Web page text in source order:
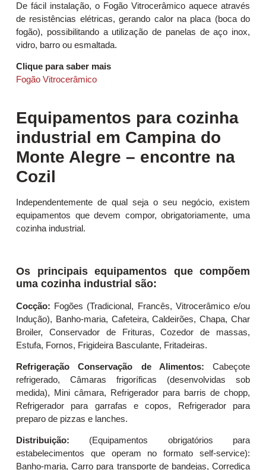
De fácil instalação, o Fogão Vitrocerâmico aquece através
de resistências elétricas, gerando calor na placa (boca do
fogão), possibilitando a utilização de panelas de aço inox,
vidro, barro ou esmaltada.
Clique para saber mais
Fogão Vitrocerâmico
Equipamentos para cozinha
industrial em Campina do
Monte Alegre – encontre na
Cozil
Independentemente de qual seja o seu negócio, existem
equipamentos que devem compor, obrigatoriamente, uma
cozinha industrial.
Os principais equipamentos que compõem
uma cozinha industrial são:
Cocção: Fogões (Tradicional, Francês, Vitrocerâmico e/ou
Indução), Banho-maria, Cafeteira, Caldeirões, Chapa, Char
Broiler, Conservador de Frituras, Cozedor de massas,
Estufa, Fornos, Frigideira Basculante, Fritadeiras.
Refrigeração Conservação de Alimentos: Cabeçote
refrigerado, Câmaras frigoríficas (desenvolvidas sob
medida), Mini câmara, Refrigerador para barris de chopp,
Refrigerador para garrafas e copos, Refrigerador para
preparo de pizzas e lanches.
Distribuição: (Equipamentos obrigatórios para
estabelecimentos que operam no formato self-service):
Banho-maria, Carro para transporte de bandejas, Corrediça